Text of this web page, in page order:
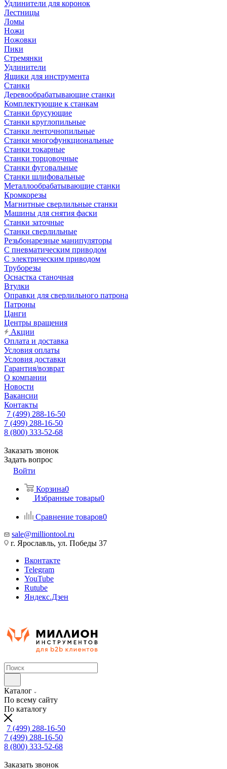
Удлинители для коронок
Лестницы
Ломы
Ножи
Ножовки
Пики
Стремянки
Удлинители
Ящики для инструмента
Станки
Деревообрабатывающие станки
Комплектующие к станкам
Станки брусующие
Станки круглопильные
Станки ленточнопильные
Станки многофункциональные
Станки токарные
Станки торцовочные
Станки фуговальные
Станки шлифовальные
Металлообрабатывающие станки
Кромкорезы
Магнитные сверлильные станки
Машины для снятия фаски
Станки заточные
Станки сверлильные
Резьбонарезные манипуляторы
С пневматическим приводом
С электрическим приводом
Труборезы
Оснастка станочная
Втулки
Оправки для сверлильного патрона
Патроны
Цанги
Центры вращения
Акции
Оплата и доставка
Условия оплаты
Условия доставки
Гарантия/возврат
О компании
Новости
Вакансии
Контакты
7 (499) 288-16-50
7 (499) 288-16-50
8 (800) 333-52-68
Заказать звонок
Задать вопрос
Войти
Корзина0
Избранные товары0
Сравнение товаров0
sale@milliontool.ru
г. Ярославль, ул. Победы 37
Вконтакте
Telegram
YouTube
Rutube
Яндекс.Дзен
Каталог
По всему сайту
По каталогу
7 (499) 288-16-50
7 (499) 288-16-50
8 (800) 333-52-68
Заказать звонок